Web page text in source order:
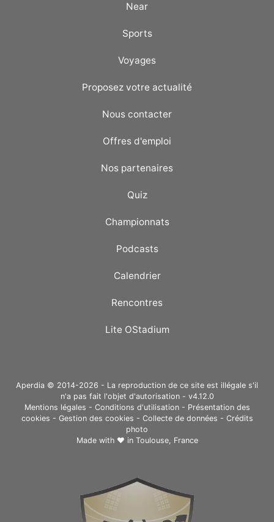
Near
Sports
Voyages
Proposez votre actualité
Nous contacter
Offres d'emploi
Nos partenaires
Quiz
Championnats
Podcasts
Calendrier
Rencontres
Lite OStadium
Aperdia © 2014-2026 - La reproduction de ce site est illégale s'il
n'a pas fait l'objet d'autorisation - v4.12.0
Mentions légales - Conditions d'utilisation- Présentation des
cookies - Gestion des cookies - Collecte de données - Crédits
photo
Made with ❤ in Toulouse, France